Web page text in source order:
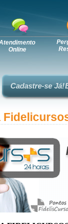
Online
Cadastre-se Já!